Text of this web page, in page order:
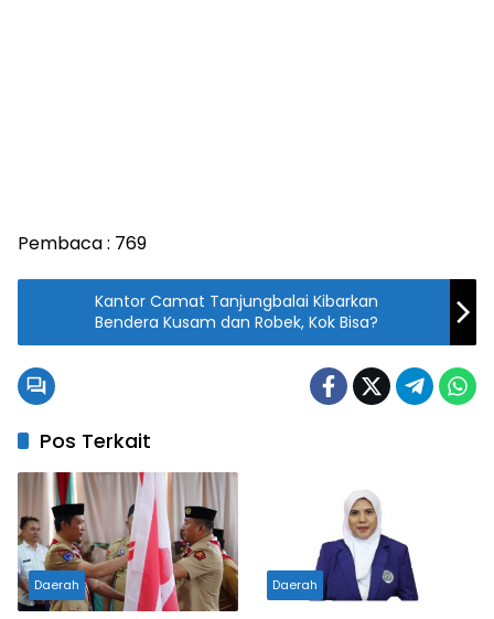
Pembaca : 769
Kantor Camat Tanjungbalai Kibarkan
Bendera Kusam dan Robek, Kok Bisa?
Pos Terkait
Daerah Daerah